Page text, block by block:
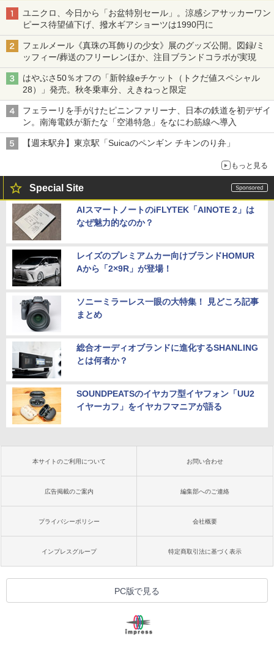
ユニクロ、今日から「お盆特別セール」。涼感シアサッカーワン
ピース待望値下げ、撥水ギアショーツは1990円に
フェルメール《真珠の耳飾りの少女》展のグッズ公開。図録/ミ
ッフィー/葬送のフリーレンほか、注目ブランドコラボが実現
はやぶさ50％オフの「新幹線eチケット（トクだ値スペシャル
28）」発売。秋冬乗車分、えきねっと限定
フェラーリを手がけたピニンファリーナ、日本の鉄道を初デザイ
ン。南海電鉄が新たな「空港特急」をなにわ筋線へ導入
【週末駅弁】東京駅「Suicaのペンギン チキンのり弁」
もっと見る
Special Site
AIスマートノートのiFLYTEK「AINOTE 2」は
なぜ魅力的なのか？
レイズのプレミアムカー向けブランドHOMUR
Aから「2×9R」が登場！
ソニーミラーレス一眼の大特集！ 見どころ記事
まとめ
総合オーディオブランドに進化するSHANLING
とは何者か？
SOUNDPEATSのイヤカフ型イヤフォン「UU2
イヤーカフ」をイヤカフマニアが語る
本サイトのご利用について お問い合わせ
広告掲載のご案内 編集部へのご連絡
プライバシーポリシー 会社概要
インプレスグループ 特定商取引法に基づく表示
PC版で見る